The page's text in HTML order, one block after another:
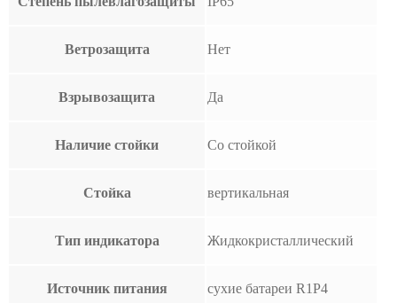
Ветрозащита Нет
Взрывозащита Да
Наличие стойки Со стойкой
Стойка вертикальная
Тип индикатора Жидкокристаллический
Источник питания сухие батареи R1P4